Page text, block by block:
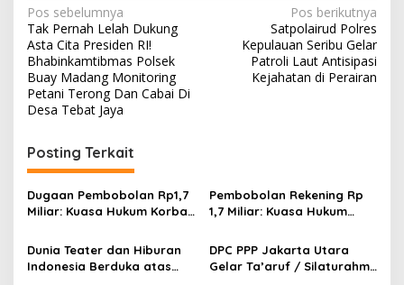
N
a
v
i
g
a
s
i
p
o
s
Pos sebelumnya
Tak Pernah Lelah Dukung
Asta Cita Presiden RI!
Bhabinkamtibmas Polsek
Buay Madang Monitoring
Petani Terong Dan Cabai Di
Desa Tebat Jaya
Pos berikutnya
Satpolairud Polres
Kepulauan Seribu Gelar
Patroli Laut Antisipasi
Kejahatan di Perairan
Posting Terkait
Dugaan Pembobolan Rp1,7
Miliar: Kuasa Hukum Korban
Keterlibatan Internal Bank
Aladin Syariah
Pembobolan Rekening Rp
1,7 Miliar: Kuasa Hukum
Pihak Internal Bank Aladin
Syariah
Dunia Teater dan Hiburan
Indonesia Berduka atas
DPC PPP Jakarta Utara
Gelar Ta’aruf / Silaturahmi